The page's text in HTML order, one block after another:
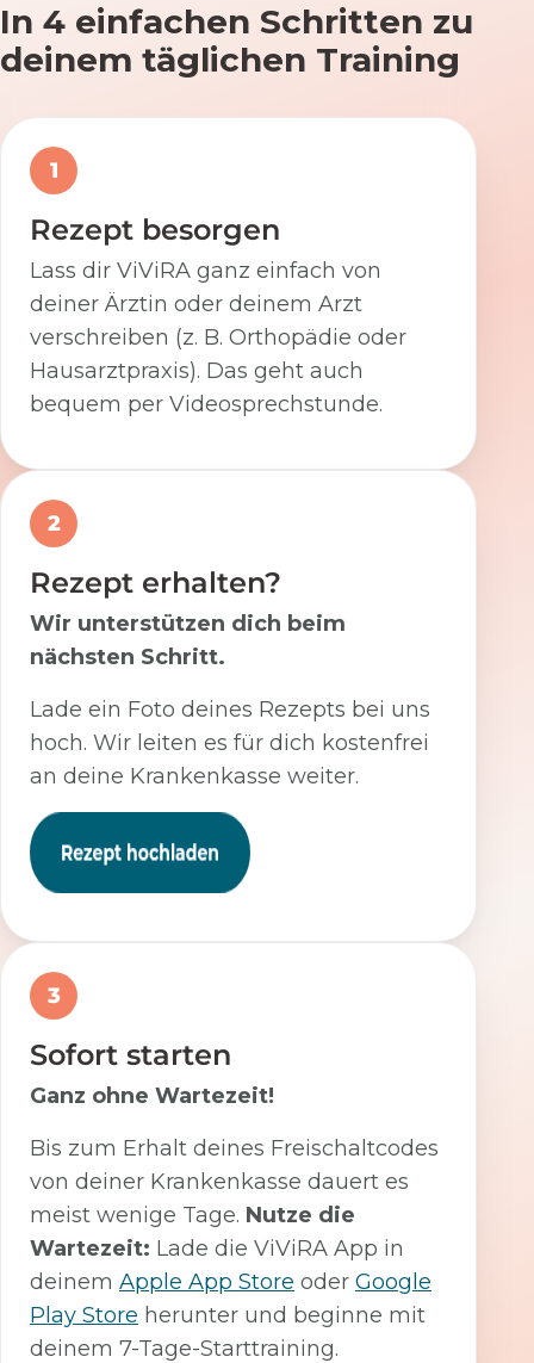
In 4 einfachen Schritten zu
deinem täglichen Training
1
Rezept besorgen
Lass dir ViViRA ganz einfach von
deiner Ärztin oder deinem Arzt
verschreiben (z. B. Orthopädie oder
Hausarztpraxis). Das geht auch
bequem per Videosprechstunde.
2
Rezept erhalten?
Wir unterstützen dich beim
nächsten Schritt.
Lade ein Foto deines Rezepts bei uns
hoch. Wir leiten es für dich kostenfrei
an deine Krankenkasse weiter.
3
Sofort starten
Ganz ohne Wartezeit!
Bis zum Erhalt deines Freischaltcodes
von deiner Krankenkasse dauert es
meist wenige Tage. Nutze die
Wartezeit: Lade die ViViRA App in
deinem Apple App Store oder Google
Play Store herunter und beginne mit
deinem 7-Tage-Starttraining.